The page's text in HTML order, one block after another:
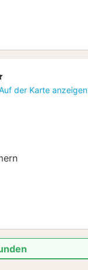
der Karte anzeigen